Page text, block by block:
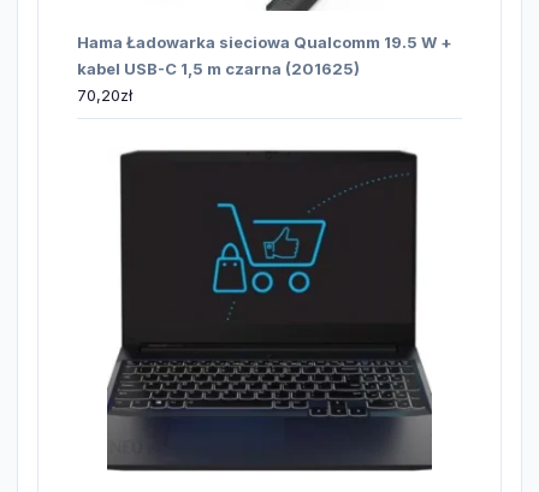
Hama Ładowarka sieciowa Qualcomm 19.5 W +
kabel USB-C 1,5 m czarna (201625)
70,20zł